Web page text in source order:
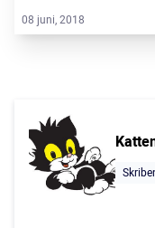
08 juni, 2018